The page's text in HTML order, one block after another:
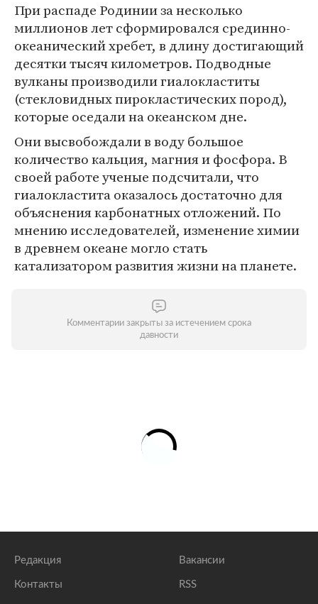
При распаде Родинии за несколько
миллионов лет сформировался срединно-
океанический хребет, в длину достигающий
десятки тысяч километров. Подводные
вулканы производили гиалокластиты
(стекловидных пирокластических пород),
которые оседали на океанском дне.
Они высвобождали в воду большое
количество кальция, магния и фосфора. В
своей работе ученые подсчитали, что
гиалокластита оказалось достаточно для
объяснения карбонатных отложений. По
мнению исследователей, изменение химии
в древнем океане могло стать
катализатором развития жизни на планете.
Комментарии закрыты за истечением срока
давности
Редакция
Контакты
Вакансии
RSS